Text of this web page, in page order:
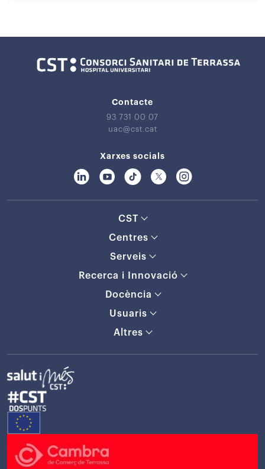
Contacte
93 731 00 07
uac@cst.cat
Xarxes socials
CST
Centres
Serveis
Recerca i Innovació
Docència
Usuaris
Altres